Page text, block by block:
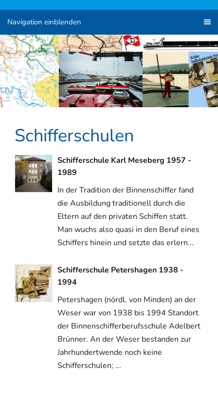
Navigation einblenden
Schifferschulen
Schifferschule Karl Meseberg 1957 -
1989
In der Tradition der Binnenschiffer fand
die Ausbildung traditionell durch die
Eltern auf den privaten Schiffen statt.
Man wuchs also quasi in den Beruf eines
Schiffers hinein und setzte das erlern...
Schifferschule Petershagen 1938 -
1994
Petershagen (nördl. von Minden) an der
Weser war von 1938 bis 1994 Standort
der Binnenschifferberufsschule Adelbert
Brünner. An der Weser bestanden zur
Jahrhundertwende noch keine
Schifferschulen; ...